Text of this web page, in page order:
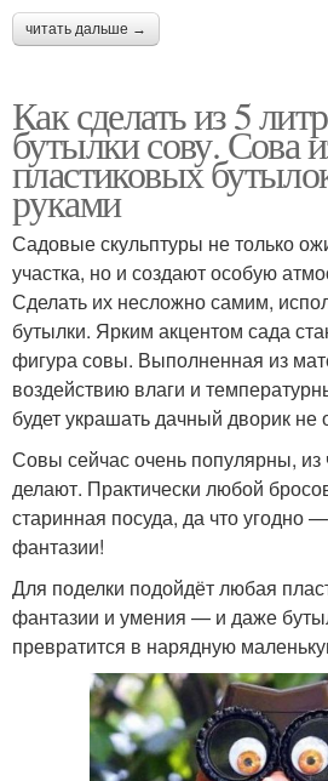
читать дальше →
Как сделать из 5
бутылки сову. Сова
пластиковых
руками
Садовые скульптуры не только
участка, но и создают особую
Сделать их несложно самим,
бутылки. Ярким акцентом сада
фигура совы. Выполненная из
воздействию влаги и
будет украшать дачный дворик не
Совы сейчас очень популярны, из
делают. Практически любой
старинная посуда, да что угодно
фантазии!
Для поделки подойдёт любая
фантазии и умения — и даже
превратится в нарядную